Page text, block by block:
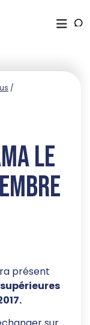
/
Le
présent
.